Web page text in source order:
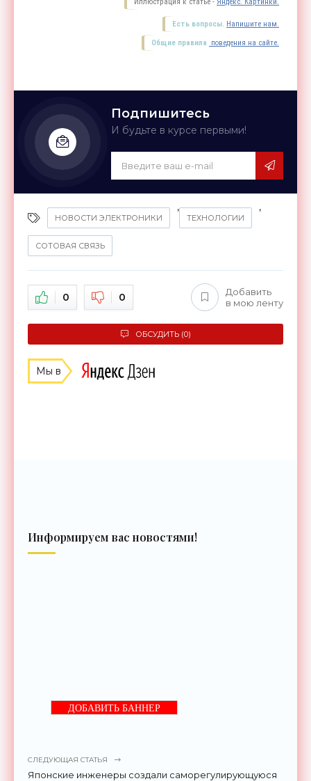
Есть вопросы. Напишите нам.
Общие правила поведения на сайте.
Подпишитесь
И будьте в курсе первыми!
НОВОСТИ ЭЛЕКТРОНИКИ
,
ТЕХНОЛОГИИ
,
СОТОВАЯ СВЯЗЬ
0 0
Добавить
в мою ленту
ОБСУДИТЬ (0)
Мы в
Информируем вас новостями!
ДОБАВИТЬ БАННЕР
СЛЕДУЮЩАЯ СТАТЬЯ
Японские инженеры создали саморегулирующуюся